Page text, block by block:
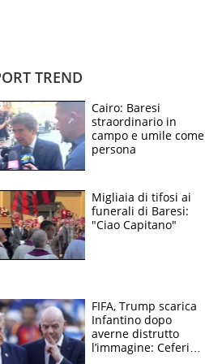
TREND
Cairo: Baresi
straordinario in
campo e umile come
persona
Migliaia di tifosi ai
funerali di Baresi:
"Ciao Capitano"
FIFA, Trump scarica
Infantino dopo
averne distrutto
l’immagine: Ceferin